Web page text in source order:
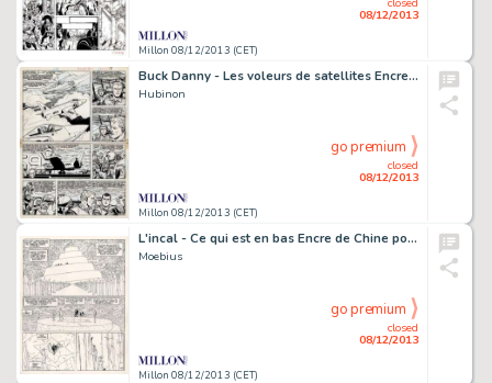
Millon 08/12/2013 (CET)
08/12/2013
Buck Danny - Les voleurs de satellites Encre de Chine pour la planche
Hubinon
Millon 08/12/2013 (CET)
closed
08/12/2013
go premium
L'incal - Ce qui est en bas Encre de Chine pour la planche 43 de
Moebius
Millon 08/12/2013 (CET)
closed
08/12/2013
go premium